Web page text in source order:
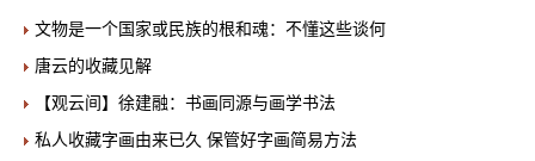
文物是一个国家或民族的根和魂：不懂这些谈何
唐云的收藏见解
【观云间】徐建融：书画同源与画学书法
私人收藏字画由来已久 保管好字画简易方法